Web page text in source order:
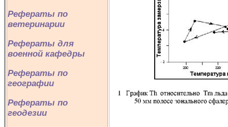
Рефераты по
ветеринарии
Рефераты для
военной кафедры
Рефераты по
географии
Рефераты по
геодезии